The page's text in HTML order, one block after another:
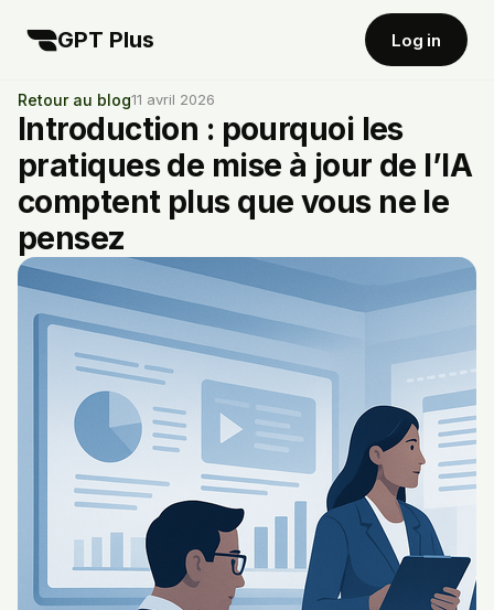
GPT Plus Log in
Retour au blog11 avril 2026
Introduction : pourquoi les
pratiques de mise à jour de l’IA
comptent plus que vous ne le
pensez